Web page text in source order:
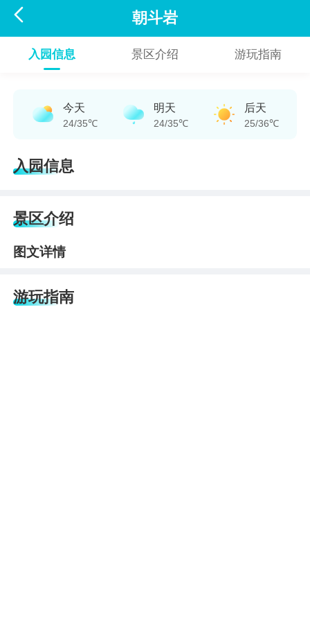
 朝斗岩
入园信息 景区介绍 游玩指南
今天
24/35℃
明天
24/35℃
后天
25/36℃
入园信息
景区介绍
图文详情
游玩指南